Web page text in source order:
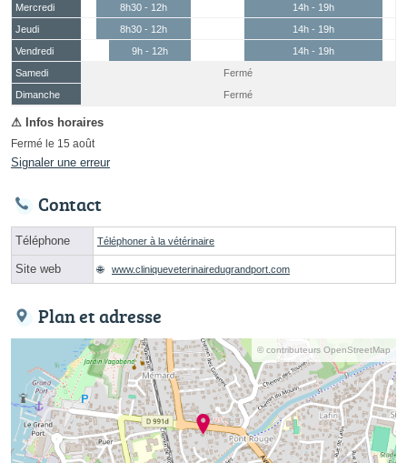
Mercredi
8h30 - 12h
14h - 19h
Jeudi
8h30 - 12h
14h - 19h
Vendredi
9h - 12h
14h - 19h
Samedi
(15 août)
Fermé
Dimanche
Fermé
Fermé le 15 août
Signaler une erreur
Contact
Téléphone Téléphoner à la vétérinaire
Site web www.cliniqueveterinairedugrandport.com
Plan et adresse
© contributeurs OpenStreetMap